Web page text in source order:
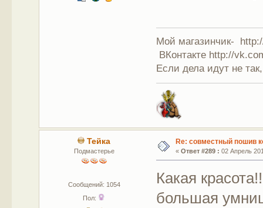
Мой магазинчик-
ВКонтакте http://
Если дела идут не
Тейка
Подмастерье
Сообщений: 1054
Пол:
Re: совместный пошив
« Ответ #289 : 02 Апрель
Какая
большая